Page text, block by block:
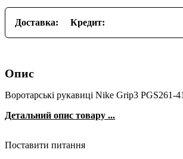
Доставка: Кредит:
Опис
Воротарські рукавиці Nike Grip3 PGS261-
Детальний опис товару ...
Поставити питання